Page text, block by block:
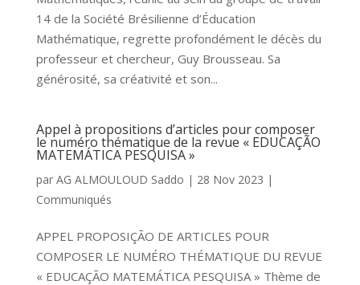
14 de la Société Brésilienne d’Éducation
Mathématique, regrette profondément le décès du
professeur et chercheur, Guy Brousseau. Sa
générosité, sa créativité et son...
Appel à propositions d’articles pour composer
le numéro thématique de la revue « EDUCAÇÃO
MATEMÁTICA PESQUISA »
par AG ALMOULOUD Saddo | 28 Nov 2023 |
Communiqués
APPEL PROPOSIÇÃO DE ARTICLES POUR
COMPOSER LE NUMÉRO THÉMATIQUE DU REVUE
« EDUCAÇÃO MATEMÁTICA PESQUISA » Thème de